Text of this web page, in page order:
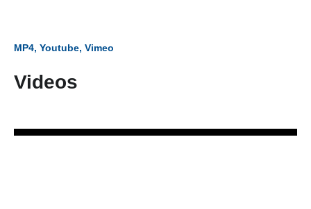
MP4, Youtube, Vimeo
Videos